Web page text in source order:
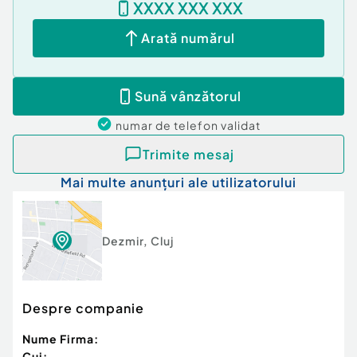
XXXX XXX XXX
Arată numărul
Sună vânzătorul
numar de telefon validat
Trimite mesaj
Mai multe anunțuri ale utilizatorului
Dezmir, Cluj
Despre companie
Nume Firma: